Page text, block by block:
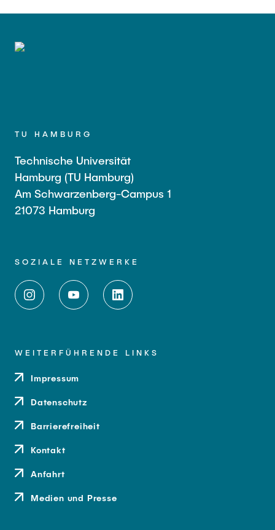
TU HAMBURG
Technische Universität
Hamburg (TU Hamburg)
Am Schwarzenberg-Campus 1
21073 Hamburg
SOZIALE NETZWERKE
WEITERFÜHRENDE LINKS
Impressum
Datenschutz
Barrierefreiheit
Kontakt
Anfahrt
Medien und Presse